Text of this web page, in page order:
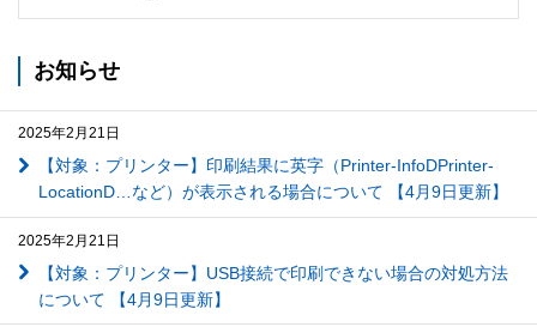
お知らせ
2025年2月21日
【対象：プリンター】印刷結果に英字（Printer-InfoDPrinter-
LocationD…など）が表示される場合について 【4月9日更新】
2025年2月21日
【対象：プリンター】USB接続で印刷できない場合の対処方法
について 【4月9日更新】